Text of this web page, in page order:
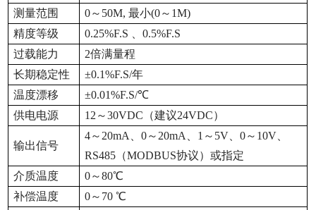
测量范围
0～50M, 最小(0～1M)
精度等级
0.25%F.S
、0.5%F.S
过载能力
2倍满量程
长期稳定性
±0.1%F.S/年
温度漂移
±0.01%F.S/℃
供电电源
12 ～30VDC（建议24VDC）
输出信号
4～20mA、0～20mA、1～5V、0～10V、
RS485（MODBUS协议）或指定
介质温度
0～80℃
补偿温度
0～70 ℃